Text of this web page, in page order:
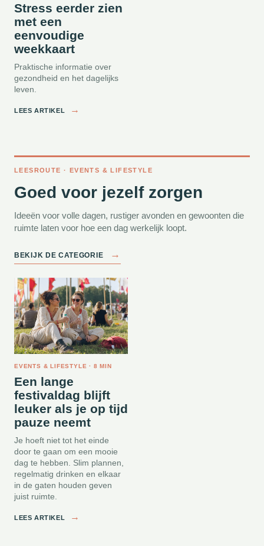
Stress eerder zien
met een
eenvoudige
weekkaart
Praktische informatie over
gezondheid en het dagelijks
leven.
LEES ARTIKEL →
LEESROUTE · EVENTS & LIFESTYLE
Goed voor jezelf zorgen
Ideeën voor volle dagen, rustiger avonden en gewoonten die
ruimte laten voor hoe een dag werkelijk loopt.
BEKIJK DE CATEGORIE →
EVENTS & LIFESTYLE · 8 MIN
Een lange
festivaldag blijft
leuker als je op tijd
pauze neemt
Je hoeft niet tot het einde
door te gaan om een mooie
dag te hebben. Slim plannen,
regelmatig drinken en elkaar
in de gaten houden geven
juist ruimte.
LEES ARTIKEL →